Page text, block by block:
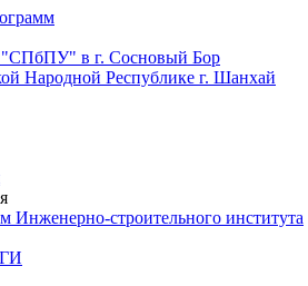
"СПбПУ" в г. Сосновый Бор
Народной Республике г. Шанхай
строительного института